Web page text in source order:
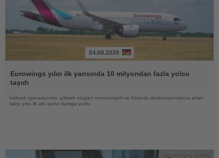
Oku
04.08.2026
Eurowings yılın ilk yarısında 10 milyondan fazla yolcu
taşıdı
İstikrarlı operasyonlar, yüksek müşteri memnuniyeti ve Akdeniz destinasyonlarına artan
talep yılın ilk altı ayına damga vurdu